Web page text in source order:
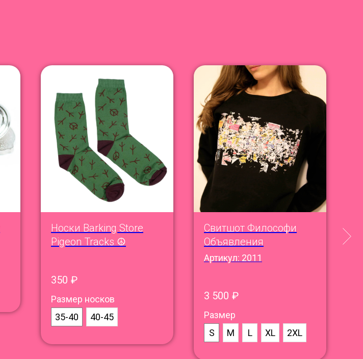
Носки Barking Store
Pigeon Tracks ☮︎
350 ₽
Размер носков
35-40
40-45
Свитшот Философи
Объявления
Артикул: 2011
3 500 ₽
Размер
S
M L XL 2XL